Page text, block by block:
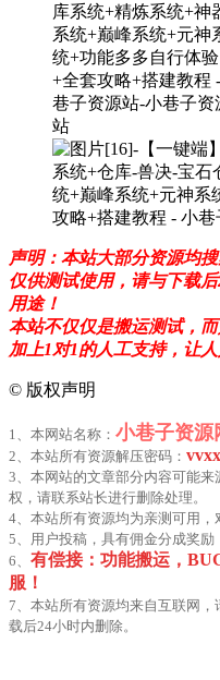
声明：本站大部分资源均
仅供测试使用，请与下载
用途！
本站不仅仅是搬运测试，
加上1对1的人工支持，让
© 版权声明
1、本网站名称： 小巷子资源
2、本站所有资源解压密码：
3、本网站的文章部分内容可能
权，请联系站长进行删除处理。
4、本站所有资源均为亲测可用，
5、用户投稿，具有佣金分成奖励
6、 有偿接：功能搬运，
服！
7、本站所有资源均来自互联网
载后24小时内删除。